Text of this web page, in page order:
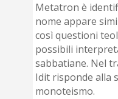
Metatron è
nome appare
così questioni
possibili
sabbatiane. Nel
Idit risponde alla
monoteismo.